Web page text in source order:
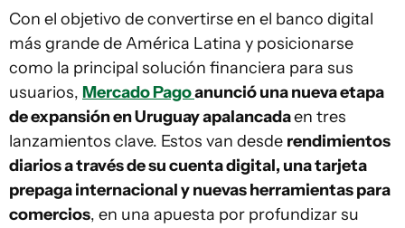
Con el objetivo de convertirse en el banco digital
más grande de América Latina y posicionarse
como la principal solución financiera para sus
usuarios, Mercado Pagoanunció una nueva etapa
de expansión en Uruguay apalancadaen tres
lanzamientos clave. Estos van desde rendimientos
diarios a través de su cuenta digital, una tarjeta
prepaga internacional y nuevas herramientas para
comercios, en una apuesta por profundizar su